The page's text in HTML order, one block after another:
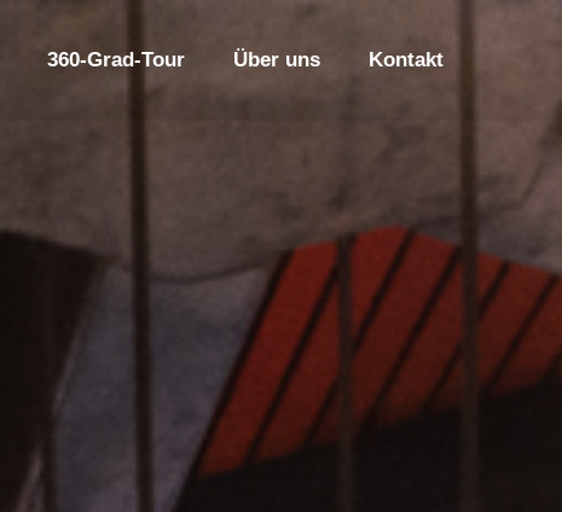
360-Grad-Tour Über uns Kontakt